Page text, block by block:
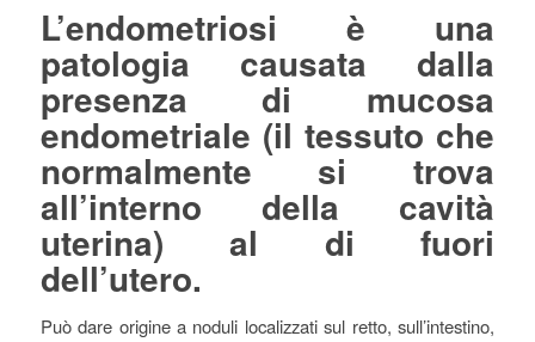
L’endometriosi è una
patologia causata dalla
presenza di mucosa
endometriale (il tessuto che
normalmente si trova
all’interno della cavità
uterina) al di fuori
dell’utero.
Può dare origine a noduli localizzati sul retto, sull’intestino,